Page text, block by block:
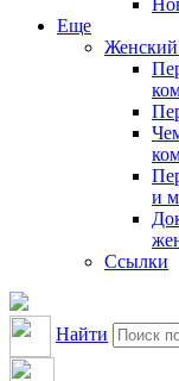
Еще
и
Ссылки
Найти